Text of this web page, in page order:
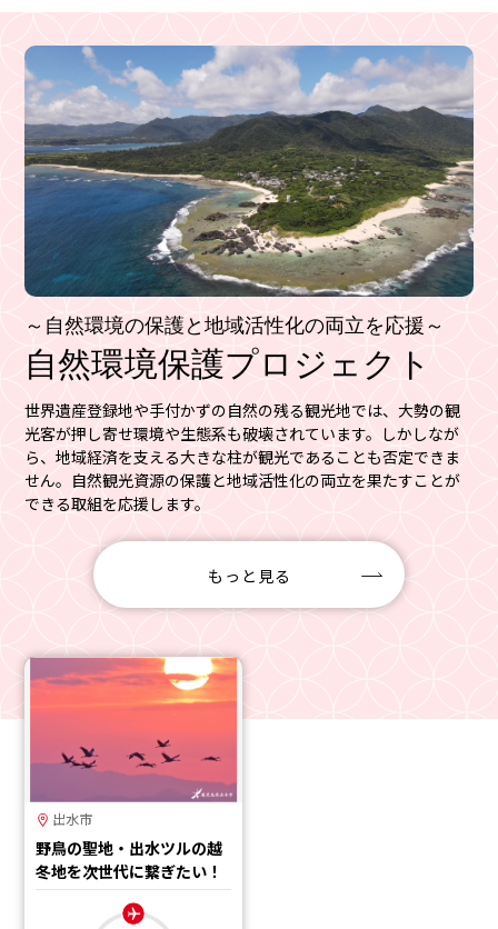
～自然環境の保護と地域活性化の両立を応援～
自然環境保護プロジェクト
世界遺産登録地や手付かずの自然の残る観光地では、大勢の観
光客が押し寄せ環境や生態系も破壊されています。しかしなが
ら、地域経済を支える大きな柱が観光であることも否定できま
せん。自然観光資源の保護と地域活性化の両立を果たすことが
できる取組を応援します。
もっと見る
出水市
野鳥の聖地・出水ツルの越
冬地を次世代に繋ぎたい！